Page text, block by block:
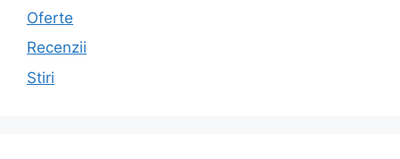
Oferte
Recenzii
Stiri